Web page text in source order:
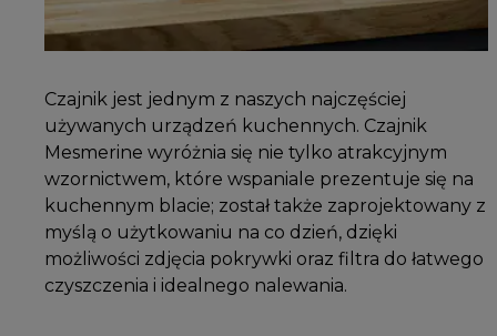
Czajnik jest jednym z naszych najczęściej
używanych urządzeń kuchennych. Czajnik
Mesmerine wyróżnia się nie tylko atrakcyjnym
wzornictwem, które wspaniale prezentuje się na
kuchennym blacie; został także zaprojektowany z
myślą o użytkowaniu na co dzień, dzięki
możliwości zdjęcia pokrywki oraz filtra do łatwego
czyszczenia i idealnego nalewania.